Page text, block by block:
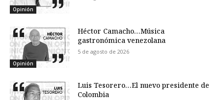
Opinión
Opinión
Héctor Camacho…Música
gastronómica venezolana
5 de agosto de 2026
Luis Tesorero…El nuevo presidente de
Colombia